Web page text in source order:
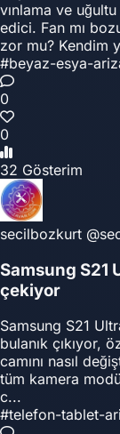
vınlama ve
edici. Fan mı
zor mu? Kendim
#beyaz-esya-
0
0
32 Gösterim
secilbozkurt
Samsung S21
çekiyor
Samsung S21
bulanık çıkıyor,
camını nasıl
tüm kamera
c...
#telefon-tablet-